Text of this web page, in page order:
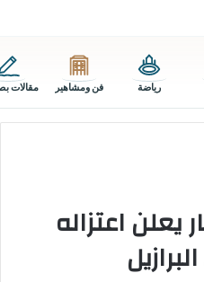
رياضة فن ومشاهير مقالات
يعلن اعتزاله